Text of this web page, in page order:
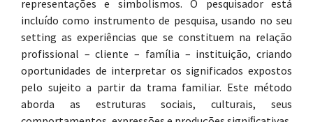
representações e simbolismos. O pesquisador está
incluído como instrumento de pesquisa, usando no seu
setting as experiências que se constituem na relação
profissional – cliente – família – instituição, criando
oportunidades de interpretar os significados expostos
pelo sujeito a partir da trama familiar. Este método
aborda as estruturas sociais, culturais, seus